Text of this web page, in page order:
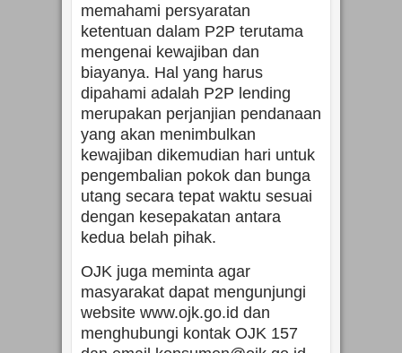
memahami persyaratan
ketentuan dalam P2P terutama
mengenai kewajiban dan
biayanya. Hal yang harus
dipahami adalah P2P lending
merupakan perjanjian pendanaan
yang akan menimbulkan
kewajiban dikemudian hari untuk
pengembalian pokok dan bunga
utang secara tepat waktu sesuai
dengan kesepakatan antara
kedua belah pihak.
OJK juga meminta agar
masyarakat dapat mengunjungi
website www.ojk.go.id dan
menghubungi kontak OJK 157